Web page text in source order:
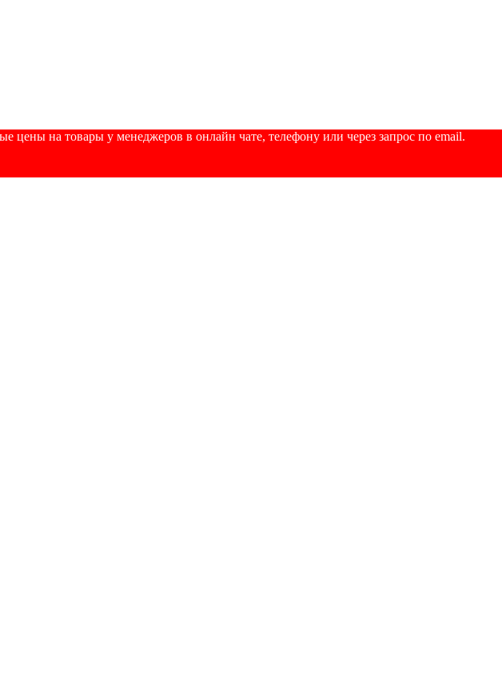
на товары у менеджеров в онлайн чате, телефону или через запрос по email.